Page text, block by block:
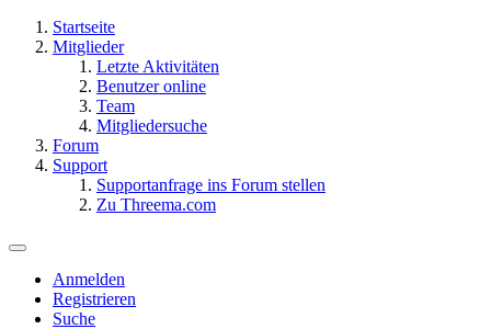
Startseite
Mitglieder
Letzte Aktivitäten
Benutzer online
Team
Mitgliedersuche
Forum
Support
Supportanfrage ins Forum stellen
Zu Threema.com
Anmelden
Registrieren
Suche